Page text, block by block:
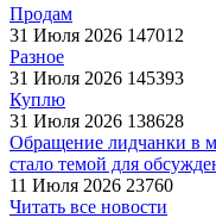
Продам
31 Июля 2026 147012
Разное
31 Июля 2026 145393
Куплю
31 Июля 2026 138628
Обращение лидчанки в
стало темой для
11 Июля 2026 23760
Читать все новости